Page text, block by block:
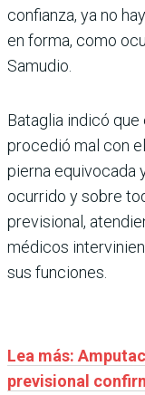
confianza, ya no
en forma, como
Samudio.
Bataglia indicó
procedió mal con
pierna equivocada
ocurrido y sobre
previsional,
médicos
sus funciones.
Lea más:
previsional